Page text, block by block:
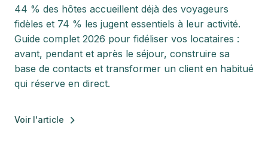
44 % des hôtes accueillent déjà des voyageurs
fidèles et 74 % les jugent essentiels à leur activité.
Guide complet 2026 pour fidéliser vos locataires :
avant, pendant et après le séjour, construire sa
base de contacts et transformer un client en habitué
qui réserve en direct.
Voir l'article